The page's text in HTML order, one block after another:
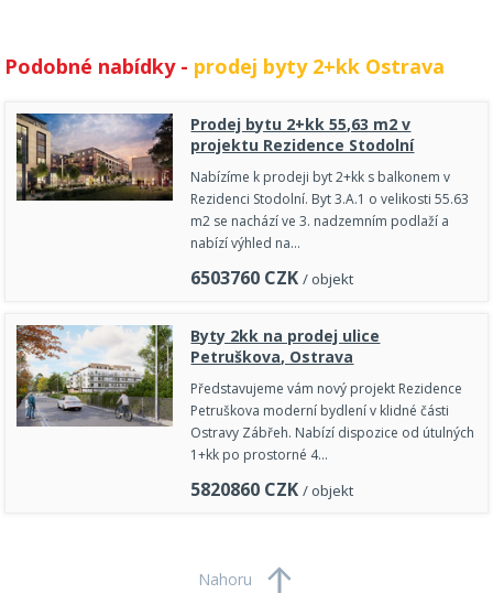
Podobné nabídky - prodej byty 2+kk Ostrava
Prodej bytu 2+kk 55,63 m2 v
projektu Rezidence Stodolní
Nabízíme k prodeji byt 2+kk s balkonem v
Rezidenci Stodolní. Byt 3.A.1 o velikosti 55.63
m2 se nachází ve 3. nadzemním podlaží a
nabízí výhled na…
6503760 CZK / objekt
Byty 2kk na prodej ulice
Petruškova, Ostrava
Představujeme vám nový projekt Rezidence
Petruškova moderní bydlení v klidné části
Ostravy Zábřeh. Nabízí dispozice od útulných
1+kk po prostorné 4…
5820860 CZK / objekt
Nahoru